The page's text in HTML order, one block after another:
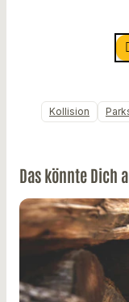
Kollision
Das könnte Dich